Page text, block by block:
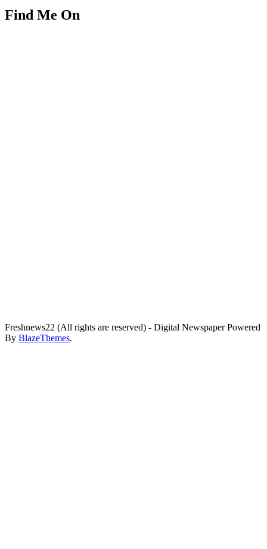
Find Me On
Freshnews22 (All rights are reserved) - Digital Newspaper Powered
By BlazeThemes.